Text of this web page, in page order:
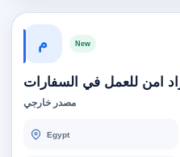
م New
امن للعمل في السفارات
مصدر خارجي
Egypt